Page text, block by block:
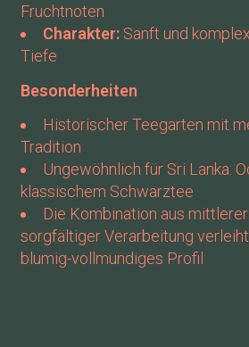
Fruchtnoten
Charakter:Sanft und
Tiefe
Besonderheiten
Historischer Teegarten mit
Tradition
Ungewöhnlich für Sri Lanka:
klassischem Schwarztee
Die Kombination aus
sorgfältiger Verarbeitung
blumig-vollmundiges Profil